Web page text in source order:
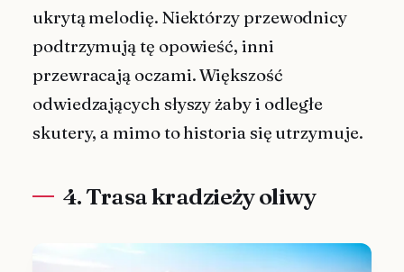
ukrytą melodię. Niektórzy przewodnicy
podtrzymują tę opowieść, inni
przewracają oczami. Większość
odwiedzających słyszy żaby i odległe
skutery, a mimo to historia się utrzymuje.
4. Trasa kradzieży oliwy